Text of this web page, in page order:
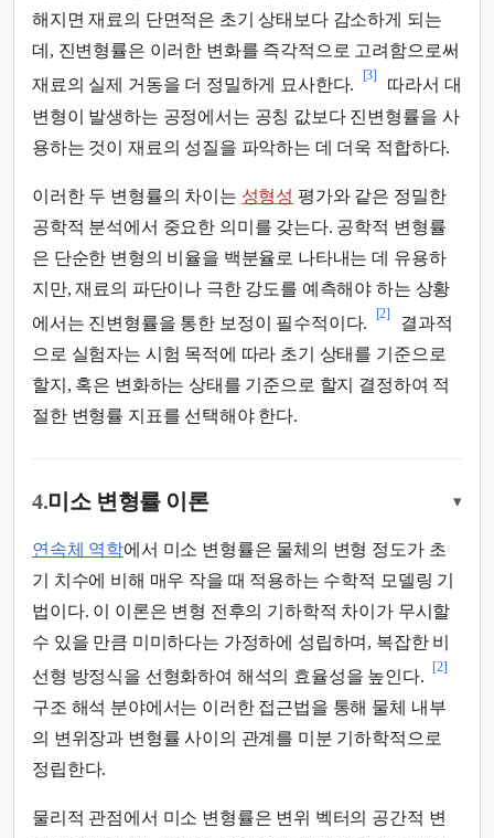
해지면 재료의 단면적은 초기 상태보다 감소하게 되는
데, 진변형률은 이러한 변화를 즉각적으로 고려함으로써
재료의 실제 거동을 더 정밀하게 묘사한다.
[3]
따라서 대
변형이 발생하는 공정에서는 공칭 값보다 진변형률을 사
용하는 것이 재료의 성질을 파악하는 데 더욱 적합하다.
이러한 두 변형률의 차이는 성형성 평가와 같은 정밀한
공학적 분석에서 중요한 의미를 갖는다. 공학적 변형률
은 단순한 변형의 비율을 백분율로 나타내는 데 유용하
지만, 재료의 파단이나 극한 강도를 예측해야 하는 상황
에서는 진변형률을 통한 보정이 필수적이다.
[2]
결과적
으로 실험자는 시험 목적에 따라 초기 상태를 기준으로
할지, 혹은 변화하는 상태를 기준으로 할지 결정하여 적
절한 변형률 지표를 선택해야 한다.
4.미소 변형률 이론 ▾
연속체 역학에서 미소 변형률은 물체의 변형 정도가 초
기 치수에 비해 매우 작을 때 적용하는 수학적 모델링 기
법이다. 이 이론은 변형 전후의 기하학적 차이가 무시할
수 있을 만큼 미미하다는 가정하에 성립하며, 복잡한 비
선형 방정식을 선형화하여 해석의 효율성을 높인다.
[2]
구조 해석 분야에서는 이러한 접근법을 통해 물체 내부
의 변위장과 변형률 사이의 관계를 미분 기하학적으로
정립한다.
물리적 관점에서 미소 변형률은 변위 벡터의 공간적 변